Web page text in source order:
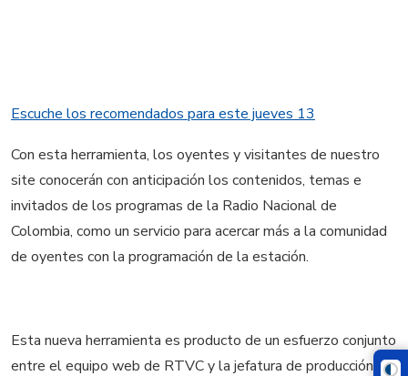
Escuche los recomendados para este jueves 13
Con esta herramienta, los oyentes y visitantes de nuestro
site conocerán con anticipación los contenidos, temas e
invitados de los programas de la Radio Nacional de
Colombia, como un servicio para acercar más a la comunidad
de oyentes con la programación de la estación.
Esta nueva herramienta es producto de un esfuerzo conjunto
entre el equipo web de RTVC y la jefatura de producción de